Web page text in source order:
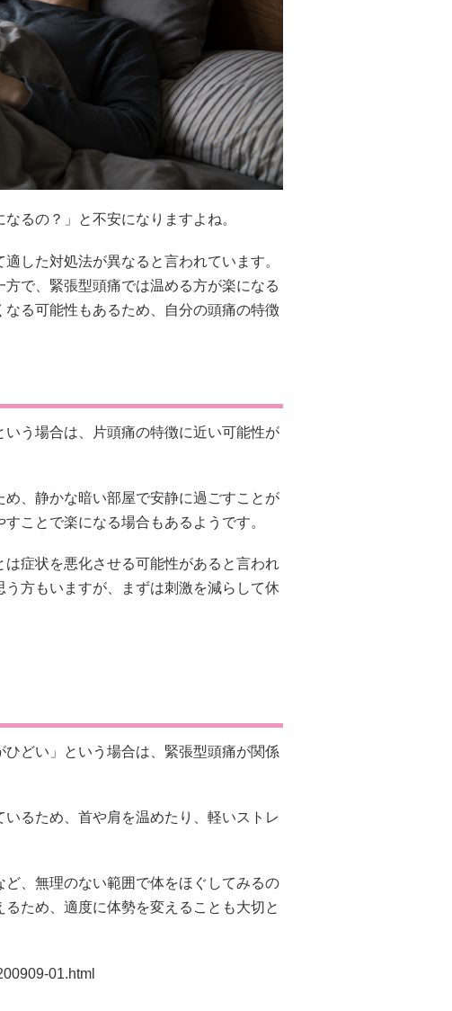
るの？」と不安になりますよね。
した対処法が異なると言われています。
で、緊張型頭痛では温める方が楽になる
る可能性もあるため、自分の頭痛の特徴
いう場合は、片頭痛の特徴に近い可能性が
、静かな暗い部屋で安静に過ごすことが
ことで楽になる場合もあるようです。
症状を悪化させる可能性があると言われ
方もいますが、まずは刺激を減らして休
ひどい」という場合は、緊張型頭痛が関係
るため、首や肩を温めたり、軽いストレ
、無理のない範囲で体をほぐしてみるの
ため、適度に体勢を変えることも大切と
01.html